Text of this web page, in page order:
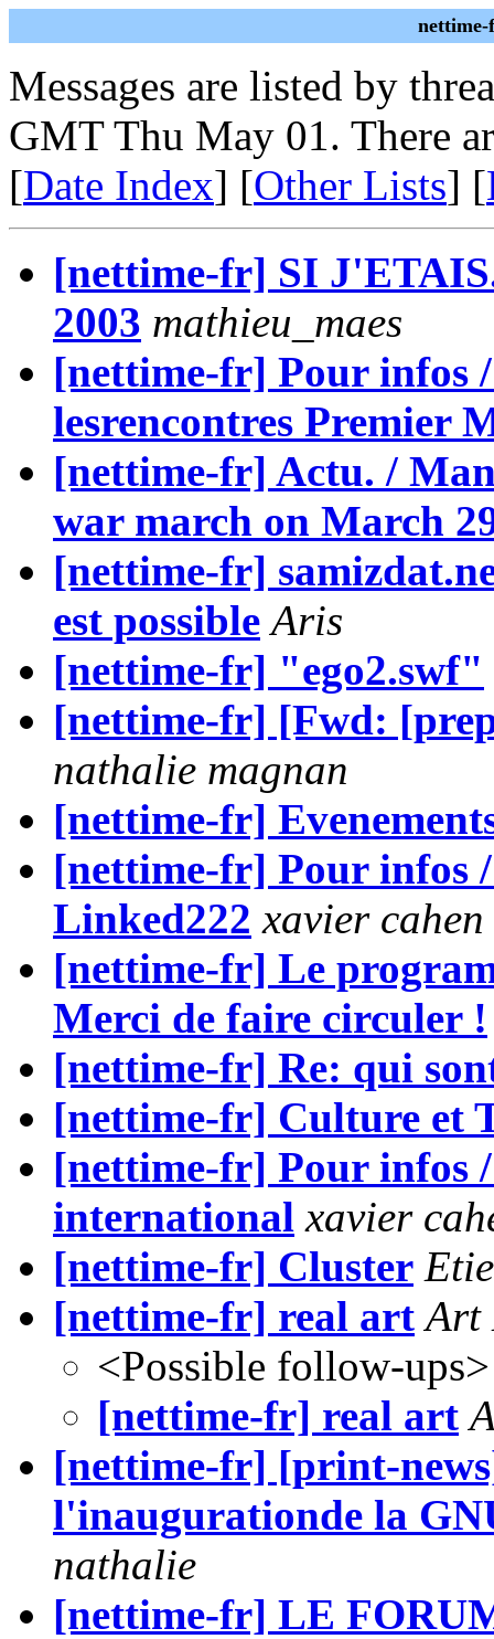
Messages are listed by
GMT Thu May 01. There
[Date Index] [Other Lists] [
[nettime-fr] SI
2003 mathieu_maes
[nettime-fr] Pour infos
lesrencontres Premier
[nettime-fr] Actu. /
war march on March
[nettime-fr]
est possible Aris
[nettime-fr] "ego2.swf"
[nettime-fr] [Fwd:
nathalie magnan
[nettime-fr]
[nettime-fr] Pour infos
Linked222 xavier cahen
[nettime-fr] Le
Merci de faire circuler !
[nettime-fr] Re: qui
[nettime-fr] Culture et
[nettime-fr] Pour infos
international xavier
[nettime-fr] Cluster
[nettime-fr] real art Art
<Possible follow-ups>
[nettime-fr] real art
[nettime-fr] [print-
l'inaugurationde la
nathalie
[nettime-fr] LE